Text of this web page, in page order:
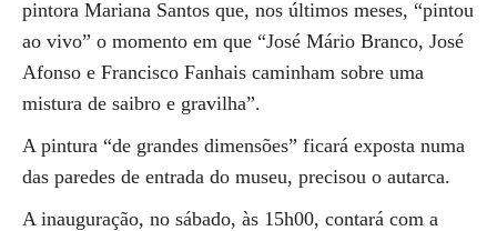
pintora Mariana Santos que, nos últimos meses, “pintou
ao vivo” o momento em que “José Mário Branco, José
Afonso e Francisco Fanhais caminham sobre uma
mistura de saibro e gravilha”.
A pintura “de grandes dimensões” ficará exposta numa
das paredes de entrada do museu, precisou o autarca.
A inauguração, no sábado, às 15h00, contará com a